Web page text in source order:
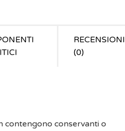
RECENSIONI
(0)
contengono conservanti o